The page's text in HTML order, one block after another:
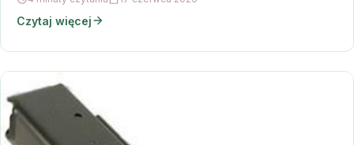
Czytaj więcej